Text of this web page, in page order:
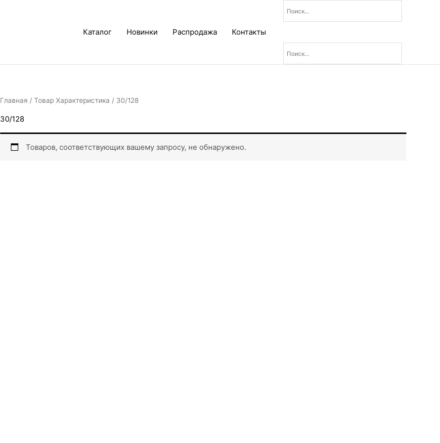
Каталог Новинки Распродажа Контакты
Главная / Товар Характеристика / 30/128
30/128
Товаров, соответствующих вашему запросу, не обнаружено.